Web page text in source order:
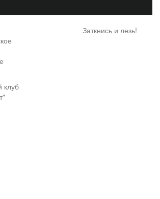
клуб
Заткнись и лезь!